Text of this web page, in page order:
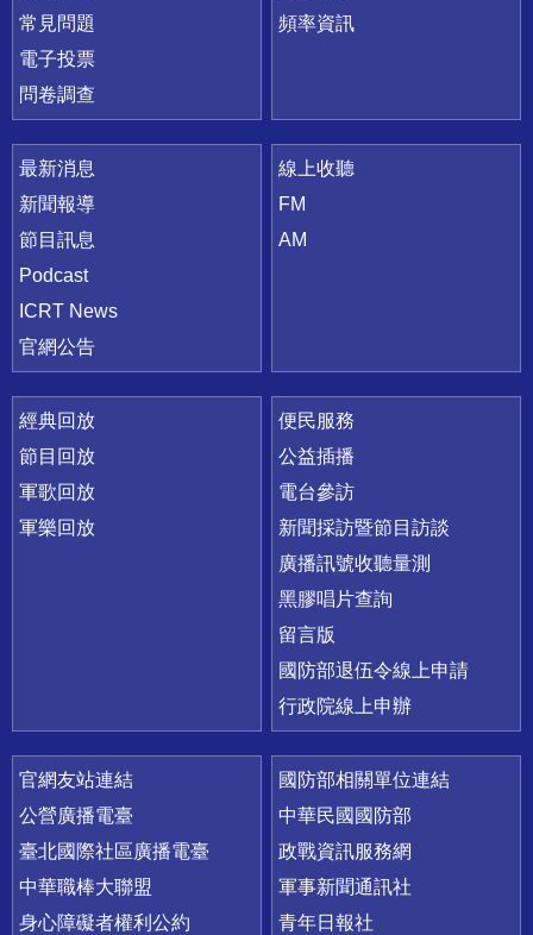
常見問題
電子投票
問卷調查
頻率資訊
最新消息
新聞報導
節目訊息
Podcast
ICRT News
官網公告
線上收聽
FM
AM
經典回放
節目回放
軍歌回放
軍樂回放
便民服務
公益插播
電台參訪
新聞採訪暨節目訪談
廣播訊號收聽量測
黑膠唱片查詢
留言版
國防部退伍令線上申請
行政院線上申辦
官網友站連結
公營廣播電臺
臺北國際社區廣播電臺
中華職棒大聯盟
身心障礙者權利公約
國防部相關單位連結
中華民國國防部
政戰資訊服務網
軍事新聞通訊社
青年日報社